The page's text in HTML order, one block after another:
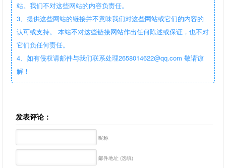
站。我们不对这些网站的内容负责任。
3、提供这些网站的链接并不意味我们对这些网站或它们的内容的
认可或支持。 本站不对这些链接网站作出任何陈述或保证，也不对
它们负任何责任。
4、如有侵权请邮件与我们联系处理2658014622@qq.com 敬请谅
解！
发表评论：
昵称
邮件地址 (选填)